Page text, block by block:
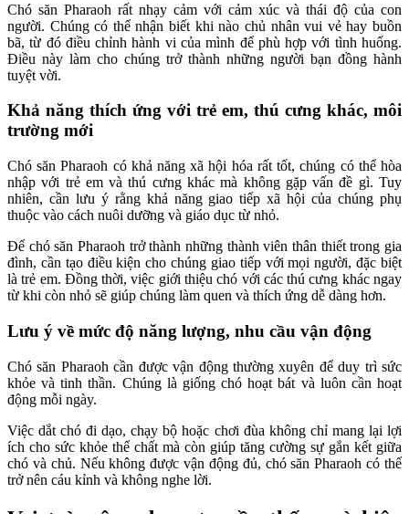
Chó săn Pharaoh rất nhạy cảm với cảm xúc và thái độ của con
người. Chúng có thể nhận biết khi nào chủ nhân vui vẻ hay buồn
bã, từ đó điều chỉnh hành vi của mình để phù hợp với tình huống.
Điều này làm cho chúng trở thành những người bạn đồng hành
tuyệt vời.
Khả năng thích ứng với trẻ em, thú cưng khác, môi
trường mới
Chó săn Pharaoh có khả năng xã hội hóa rất tốt, chúng có thể hòa
nhập với trẻ em và thú cưng khác mà không gặp vấn đề gì. Tuy
nhiên, cần lưu ý rằng khả năng giao tiếp xã hội của chúng phụ
thuộc vào cách nuôi dưỡng và giáo dục từ nhỏ.
Để chó săn Pharaoh trở thành những thành viên thân thiết trong gia
đình, cần tạo điều kiện cho chúng giao tiếp với mọi người, đặc biệt
là trẻ em. Đồng thời, việc giới thiệu chó với các thú cưng khác ngay
từ khi còn nhỏ sẽ giúp chúng làm quen và thích ứng dễ dàng hơn.
Lưu ý về mức độ năng lượng, nhu cầu vận động
Chó săn Pharaoh cần được vận động thường xuyên để duy trì sức
khỏe và tinh thần. Chúng là giống chó hoạt bát và luôn cần hoạt
động mỗi ngày.
Việc dắt chó đi dạo, chạy bộ hoặc chơi đùa không chỉ mang lại lợi
ích cho sức khỏe thể chất mà còn giúp tăng cường sự gắn kết giữa
chó và chủ. Nếu không được vận động đủ, chó săn Pharaoh có thể
trở nên cáu kỉnh và không nghe lời.